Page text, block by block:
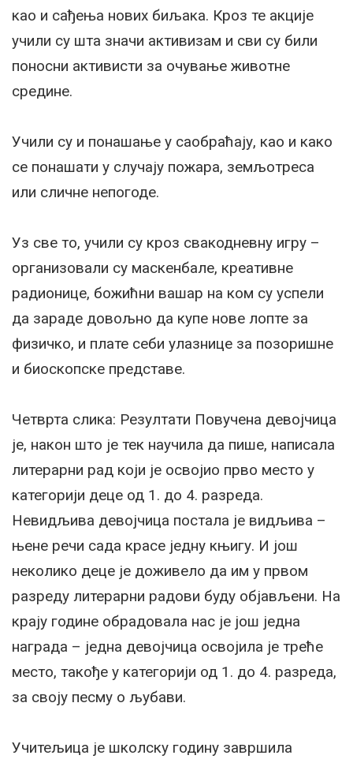
као и сађења нових биљака. Кроз те акције
учили су шта значи активизам и сви су били
поносни активисти за очување животне
средине.
Учили су и понашање у саобраћају, као и како
се понашати у случају пожара, земљотреса
или сличне непогоде.
Уз све то, учили су кроз свакодневну игру –
организовали су маскенбале, креативне
радионице, божићни вашар на ком су успели
да зараде довољно да купе нове лопте за
физичко, и плате себи улазнице за позоришне
и биоскопске представе.
Четврта слика: Резултати Повучена девојчица
је, након што је тек научила да пише, написала
литерарни рад који је освојио прво место у
категорији деце од 1. до 4. разреда.
Невидљива девојчица постала је видљива –
њене речи сада красе једну књигу. И још
неколико деце је доживело да им у првом
разреду литерарни радови буду објављени. На
крају године обрадовала нас је још једна
награда – једна девојчица освојила је треће
место, такође у категорији од 1. до 4. разреда,
за своју песму о љубави.
Учитељица је школску годину завршила